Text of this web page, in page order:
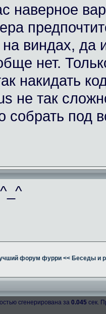
наверное
на виндах, да
нет.
накидать
не так
собрать под
форум фурри << Беседы и
сгенерирована за 0.045 сек.